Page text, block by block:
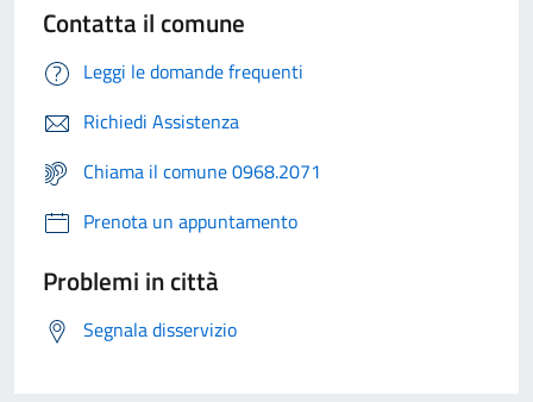
Contatta il comune
Leggi le domande frequenti
Richiedi Assistenza
Chiama il comune 0968.2071
Prenota un appuntamento
Problemi in città
Segnala disservizio